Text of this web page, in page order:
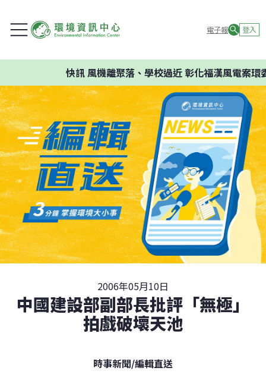
電子報 登入
快訊風機離聚落、學校過近 彰化福漢風電案環
2006年05月10日
中國建設部副部長批評「無極」
拍戲破壞天池
時事新聞/編輯直送